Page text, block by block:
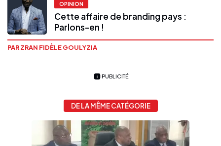
OPINION
Cette affaire de branding pays :
Parlons-en !
PAR ZRAN FIDÈLE GOULYZIA
PUBLICITÉ
DE LA MÊME CATÉGORIE